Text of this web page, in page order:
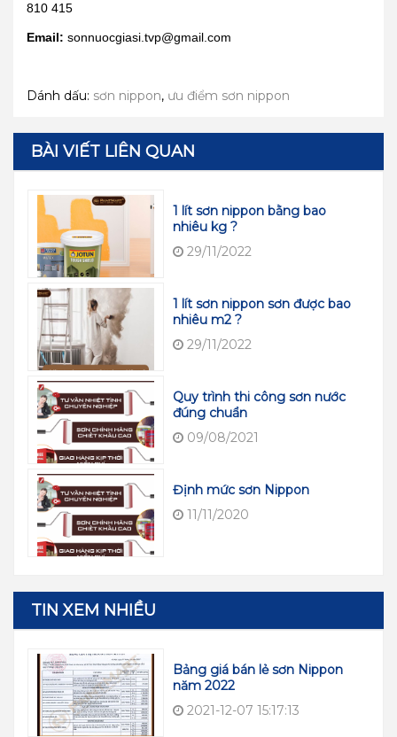
810 415
Email: sonnuocgiasi.tvp@gmail.com
Dánh dấu: sơn nippon, ưu điểm sơn nippon
BÀI VIẾT LIÊN QUAN
1 lít sơn nippon bằng bao
nhiêu kg ?
29/11/2022
1 lít sơn nippon sơn được bao
nhiêu m2 ?
29/11/2022
Quy trình thi công sơn nước
đúng chuẩn
09/08/2021
Định mức sơn Nippon
11/11/2020
TIN XEM NHIỀU
Bảng giá bán lẻ sơn Nippon
năm 2022
2021-12-07 15:17:13